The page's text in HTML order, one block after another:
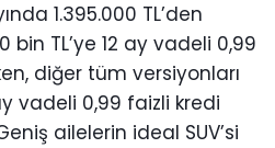
1.395.000 TL’den
TL’ye 12 ay vadeli 0,99
diğer tüm versiyonları
vadeli 0,99 faizli kredi
ailelerin ideal SUV’si